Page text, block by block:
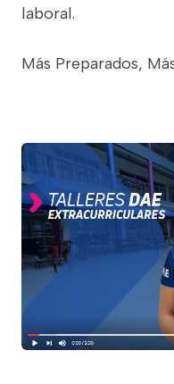
laboral.
Más Preparados,